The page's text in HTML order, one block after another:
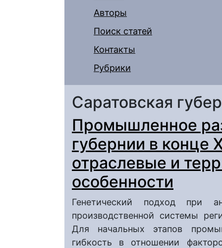
Авторы
Поиск статей
Контакты
Рубрики
Саратовская
Промышленное
губернии в конце
отраслевые и
особенности
Генетический подход при
производственной системы
Для начальных этапов
гибкость в отношении